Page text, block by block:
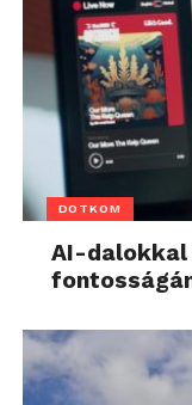
DOTKOM
AI-dalokkal